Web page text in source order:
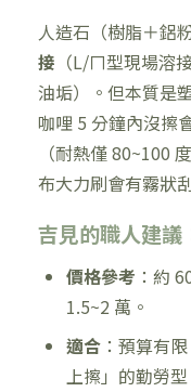
人造石（樹脂＋鋁
接 （L/ㄇ型現場溶
油垢）。但本質是
咖哩 5 分鐘內沒擦
（耐熱僅 80~100
布大力刷會有霧狀
吉見的職人建議
價格參考 ：約
1.5~2 萬。
適合：預算有
上擦」的勤勞型